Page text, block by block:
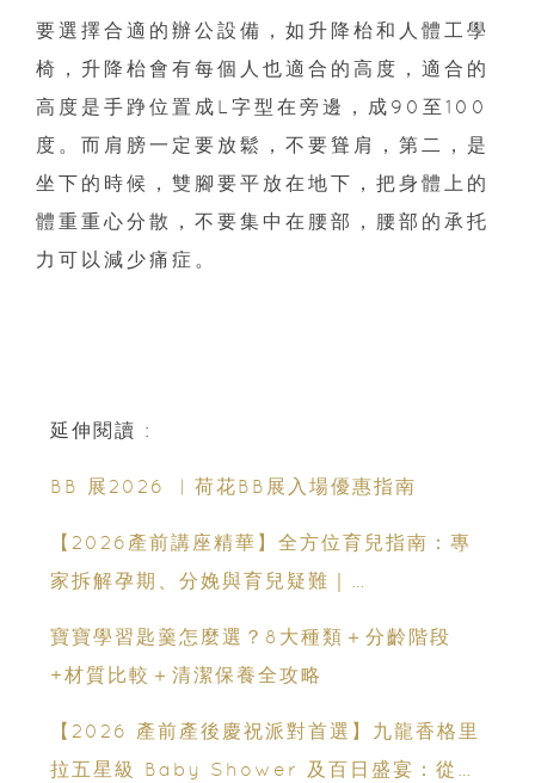
要選擇合適的辦公設備，如升降枱和人體工學
椅，升降枱會有每個人也適合的高度，適合的
高度是手踭位置成L字型在旁邊，成90至100
度。而肩膀一定要放鬆，不要聳肩，第二，是
坐下的時候，雙腳要平放在地下，把身體上的
體重重心分散，不要集中在腰部，腰部的承托
力可以減少痛症。
延伸閱讀 :
BB 展2026 ︳荷花BB展入場優惠指南
【2026產前講座精華】全方位育兒指南：專
家拆解孕期、分娩與育兒疑難｜
寶寶學習匙羹怎麼選？8大種類＋分齡階段
+材質比較＋清潔保養全攻略
【2026 產前產後慶祝派對首選】九龍香格里
拉五星級 Baby Shower 及百日盛宴：從米